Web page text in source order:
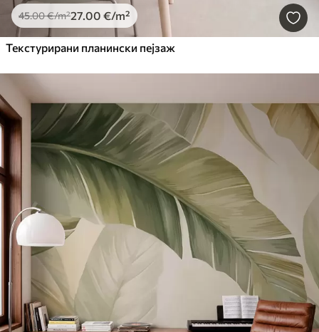
45.00€/m²27.00 €/m²
Текстурирани планински пејзаж